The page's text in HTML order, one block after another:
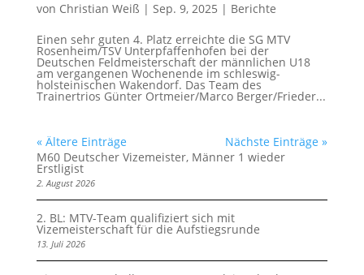
von Christian Weiß | Sep. 9, 2025 | Berichte
Einen sehr guten 4. Platz erreichte die SG MTV
Rosenheim/TSV Unterpfaffenhofen bei der
Deutschen Feldmeisterschaft der männlichen U18
am vergangenen Wochenende im schleswig-
holsteinischen Wakendorf. Das Team des
Trainertrios Günter Ortmeier/Marco Berger/Frieder...
« Ältere Einträge
Nächste Einträge »
M60 Deutscher Vizemeister, Männer 1 wieder
Erstligist
2. August 2026
2. BL: MTV-Team qualifiziert sich mit
Vizemeisterschaft für die Aufstiegsrunde
13. Juli 2026